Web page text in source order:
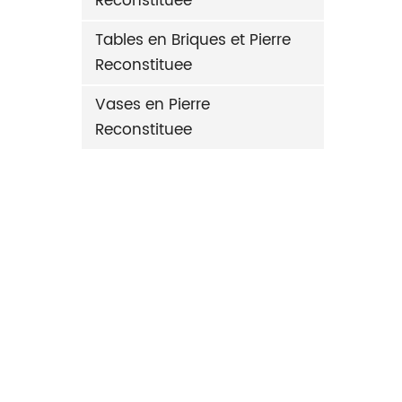
Tables en Briques et Pierre
Reconstituee
Vases en Pierre
Reconstituee